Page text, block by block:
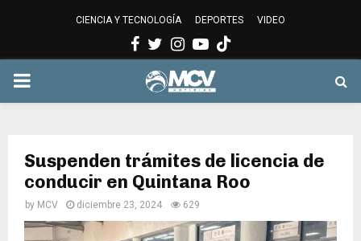
CIENCIA Y TECNOLOGÍA DEPORTES VIDEO
Facebook
Twitter
Instagram
Youtube
PRIMARY
Suspenden trámites de licencia de
conducir en Quintana Roo
by MCV diciembre 23, 2024 629